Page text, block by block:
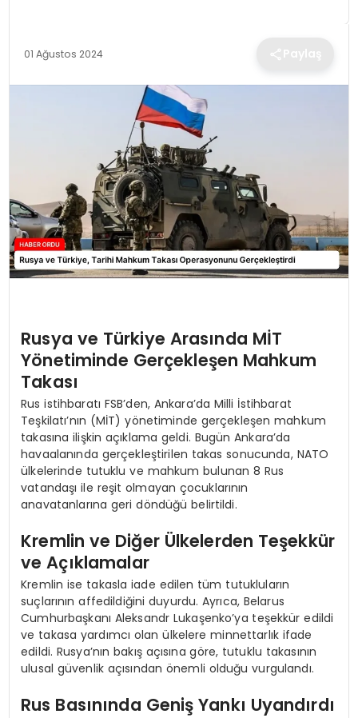
TEKNOLOJI
SPOR
YAŞAM
01 Ağustos 2024
Rusya ve Türkiye Arasında MİT
Yönetiminde Gerçekleşen Mahkum
Takası
Rus istihbaratı FSB’den, Ankara’da Milli İstihbarat
Teşkilatı’nın (MİT) yönetiminde gerçekleşen mahkum
takasına ilişkin açıklama geldi. Bugün Ankara’da
havaalanında gerçekleştirilen takas sonucunda, NATO
ülkelerinde tutuklu ve mahkum bulunan 8 Rus
vatandaşı ile reşit olmayan çocuklarının
anavatanlarına geri döndüğü belirtildi.
Kremlin ve Diğer Ülkelerden Teşekkür
ve Açıklamalar
Kremlin ise takasla iade edilen tüm tutukluların
suçlarının affedildiğini duyurdu. Ayrıca, Belarus
Cumhurbaşkanı Aleksandr Lukaşenko’ya teşekkür edildi
ve takasa yardımcı olan ülkelere minnettarlık ifade
edildi. Rusya’nın bakış açısına göre, tutuklu takasının
ulusal güvenlik açısından önemli olduğu vurgulandı.
Rus Basınında Geniş Yankı Uyandırdı